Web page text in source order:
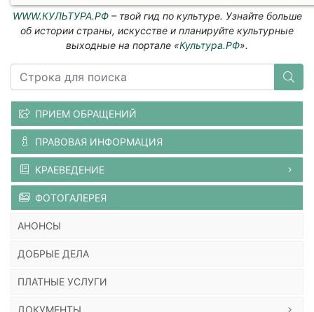
WWW.КУЛЬТУРА.РФ– твой гид по культуре. Узнайте больше
об истории страны, искусстве и планируйте культурные
выходные на портале «Культура.РФ».
ПРИЕМ ОБРАЩЕНИЙ
ПРАВОВАЯ ИНФОРМАЦИЯ
КРАЕВЕДЕНИЕ
ФОТОГАЛЕРЕЯ
АНОНСЫ
ДОБРЫЕ ДЕЛА
ПЛАТНЫЕ УСЛУГИ
ДОКУМЕНТЫ